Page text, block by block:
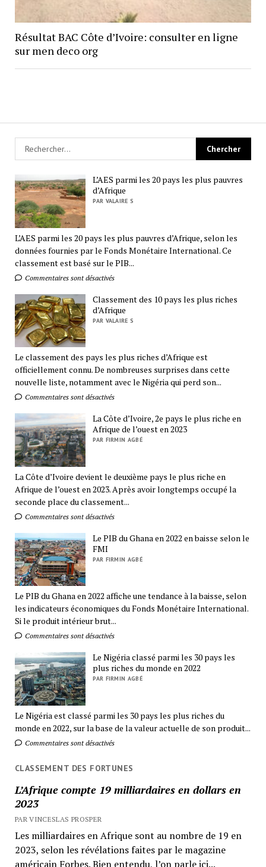
Résultat BAC Côte d’Ivoire: consulter en ligne
sur men deco org
L’AES parmi les 20 pays les plus pauvres
d’Afrique
PAR VALAIRE S
L’AES parmi les 20 pays les plus pauvres d’Afrique, selon les
données fournies par le Fonds Monétaire International. Ce
classement est basé sur le PIB...
Commentaires sont désactivés
Classement des 10 pays les plus riches
d’Afrique
PAR VALAIRE S
Le classement des pays les plus riches d’Afrique est
officiellement connu. De nombreuses surprises dans cette
nouvelle liste, notamment avec le Nigéria qui perd son...
Commentaires sont désactivés
La Côte d’Ivoire, 2e pays le plus riche en
Afrique de l’ouest en 2023
PAR FIRMIN AGBÉ
La Côte d’Ivoire devient le deuxième pays le plus riche en
Afrique de l’ouest en 2023. Après avoir longtemps occupé la
seconde place du classement...
Commentaires sont désactivés
Le PIB du Ghana en 2022 en baisse selon le
FMI
PAR FIRMIN AGBÉ
Le PIB du Ghana en 2022 affiche une tendance à la baisse, selon
les indicateurs économiques du Fonds Monétaire International.
Si le produit intérieur brut...
Commentaires sont désactivés
Le Nigéria classé parmi les 30 pays les
plus riches du monde en 2022
PAR FIRMIN AGBÉ
Le Nigéria est classé parmi les 30 pays les plus riches du
monde en 2022, sur la base de la valeur actuelle de son produit...
Commentaires sont désactivés
CLASSEMENT DES FORTUNES
L’Afrique compte 19 milliardaires en dollars en
2023
PAR VINCESLAS PROSPER
Les milliardaires en Afrique sont au nombre de 19 en
2023, selon les révélations faites par le magazine
américain Forbes. Bien entendu, l’on parle ici...